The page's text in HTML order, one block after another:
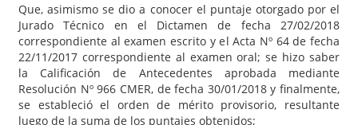
Que, asimismo se dio a conocer el puntaje otorgado por el
Jurado Técnico en el Dictamen de fecha 27/02/2018
correspondiente al examen escrito y el Acta Nº 64 de fecha
22/11/2017 correspondiente al examen oral; se hizo saber
la Calificación de Antecedentes aprobada mediante
Resolución Nº 966 CMER, de fecha 30/01/2018 y finalmente,
se estableció el orden de mérito provisorio, resultante
luego de la suma de los puntajes obtenidos;